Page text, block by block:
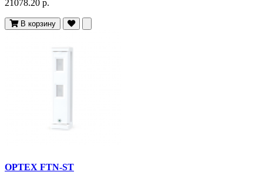
21078.20 р.
В корзину
OPTEX FTN-ST